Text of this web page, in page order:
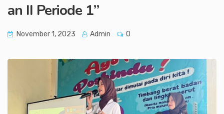
an II Periode 1”
November 1, 2023 Admin 0